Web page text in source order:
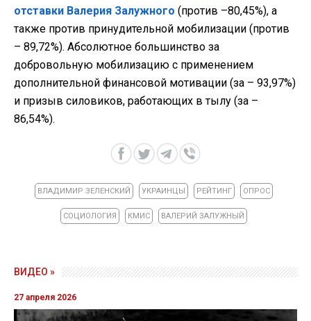
отставки Валерия Залужного (против –80,45%), а
также против принудительной мобилизации (против
– 89,72%). Абсолютное большинство за
добровольную мобилизацию с применением
дополнительной финансовой мотивации (за – 93,97%)
и призыв силовиков, работающих в тылу (за –
86,54%).
ВЛАДИМИР ЗЕЛЕНСКИЙ УКРАИНЦЫ РЕЙТИНГ ОПРОС
СОЦИОЛОГИЯ КМИС ВАЛЕРИЙ ЗАЛУЖНЫЙ
ВИДЕО »
27 апреля 2026